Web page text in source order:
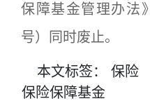
保障基金管理办法
号）同时废止。
本文标签： 保险
保险保障基金